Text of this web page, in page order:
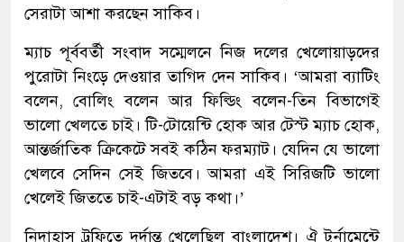
সেরাটা আশা করছেন সাকিব।
ম্যাচ পূর্ববর্তী সংবাদ সম্মেলনে নিজ দলের খেলোয়াড়দের
পুরোটা নিংড়ে দেওয়ার তাগিদ দেন সাকিব। ‘আমরা ব্যাটিং
বলেন, বোলিং বলেন আর ফিল্ডিং বলেন-তিন বিভাগেই
ভালো খেলতে চাই। টি-টোয়েন্টি হোক আর টেস্ট ম্যাচ হোক,
আন্তর্জাতিক ক্রিকেটে সবই কঠিন ফরম্যাট। যেদিন যে ভালো
খেলবে সেদিন সেই জিতবে। আমরা এই সিরিজটি ভালো
খেলেই জিততে চাই-এটাই বড় কথা।’
নিদাহাস ট্রফিতে দুর্দান্ত খেলেছিল বাংলাদেশ। ঐ টুর্নামেন্টে